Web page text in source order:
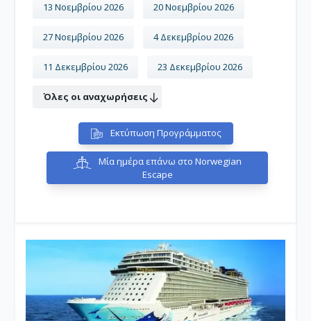
13 Νοεμβρίου 2026 20 Νοεμβρίου 2026
27 Νοεμβρίου 2026 4 Δεκεμβρίου 2026
11 Δεκεμβρίου 2026 23 Δεκεμβρίου 2026
Όλες οι αναχωρήσεις
Εκτύπωση Προγράμματος
Μία ημέρα επάνω στο Norwegian
Escape